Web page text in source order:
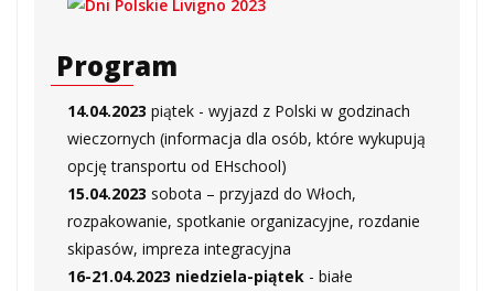
Program
14.04.2023 piątek - wyjazd z Polski w godzinach
wieczornych (informacja dla osób, które wykupują
opcję transportu od EHschool)
15.04.2023 sobota – przyjazd do Włoch,
rozpakowanie, spotkanie organizacyjne, rozdanie
skipasów, impreza integracyjna
16-21.04.2023 niedziela-piątek - białe